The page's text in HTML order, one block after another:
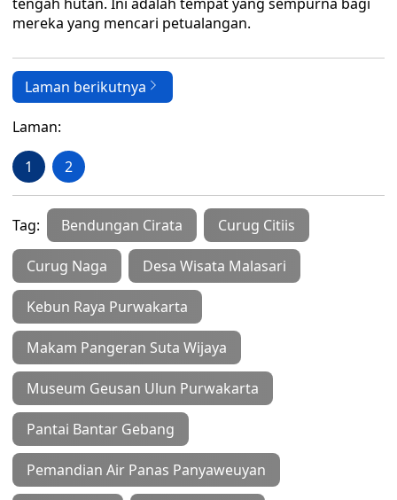
mereka yang mencari petualangan.
Laman berikutnya
Laman:
1 2
Tag: Bendungan Cirata Curug Citiis
Curug Naga Desa Wisata Malasari
Kebun Raya Purwakarta
Makam Pangeran Suta Wijaya
Museum Geusan Ulun Purwakarta
Pantai Bantar Gebang
Pemandian Air Panas Panyaweuyan